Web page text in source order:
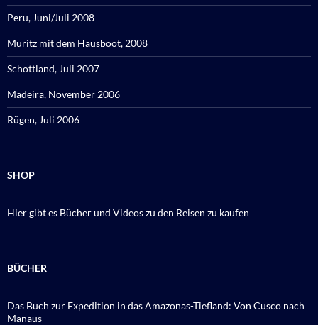
Peru, Juni/Juli 2008
Müritz mit dem Hausboot, 2008
Schottland, Juli 2007
Madeira, November 2006
Rügen, Juli 2006
SHOP
Hier gibt es Bücher und Videos zu den Reisen zu kaufen
BÜCHER
Das Buch zur Expedition in das Amazonas-Tiefland: Von Cusco nach
Manaus